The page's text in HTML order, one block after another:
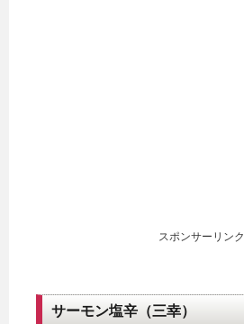
スポンサーリンク
サーモン塩辛（三幸）